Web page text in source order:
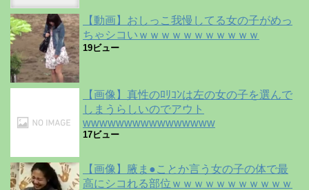
【動画】おしっこ我慢してる女の子がめっ
ちゃシコいｗｗｗｗｗｗｗｗｗｗｗ
19ビュー
【画像】真性のﾛﾘｺﾝは左の女の子を選んで
しまうらしいのでアウト
wwwwwwwwwwwwwwww
17ビュー
【画像】腋ま●ことか言う女の子の体で最
高にシコれる部位ｗｗｗｗｗｗｗｗｗｗｗ